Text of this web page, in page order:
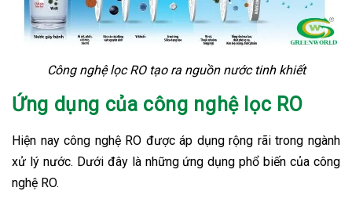
Công nghệ lọc RO tạo ra nguồn nước tinh khiết
Ứng dụng của công nghệ lọc RO
Hiện nay công nghệ RO được áp dụng rộng rãi trong ngành
xử lý nước. Dưới đây là những ứng dụng phổ biến của công
nghệ RO.